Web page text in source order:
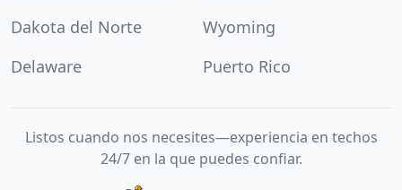
Dakota del Norte
Wyoming
Delaware
Puerto Rico
Listos cuando nos necesites—experiencia en techos
24/7 en la que puedes confiar.